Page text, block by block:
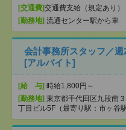
[交通費]交通費支給（規定あり）
[勤務地] 流通センター駅から車
会計事務所スタッフ／
[アルバイト]
[給 与] 時給1,800円～
[勤務地] 東京都千代田区九段南
丁目ビル5F（最寄り駅：市ヶ谷